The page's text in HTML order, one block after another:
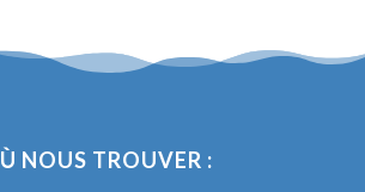
NOUS TROUVER :